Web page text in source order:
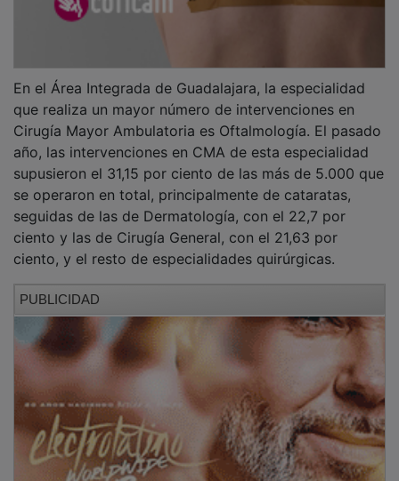
En el Área Integrada de Guadalajara, la especialidad
que realiza un mayor número de intervenciones en
Cirugía Mayor Ambulatoria es Oftalmología. El pasado
año, las intervenciones en CMA de esta especialidad
supusieron el 31,15 por ciento de las más de 5.000 que
se operaron en total, principalmente de cataratas,
seguidas de las de Dermatología, con el 22,7 por
ciento y las de Cirugía General, con el 21,63 por
ciento, y el resto de especialidades quirúrgicas.